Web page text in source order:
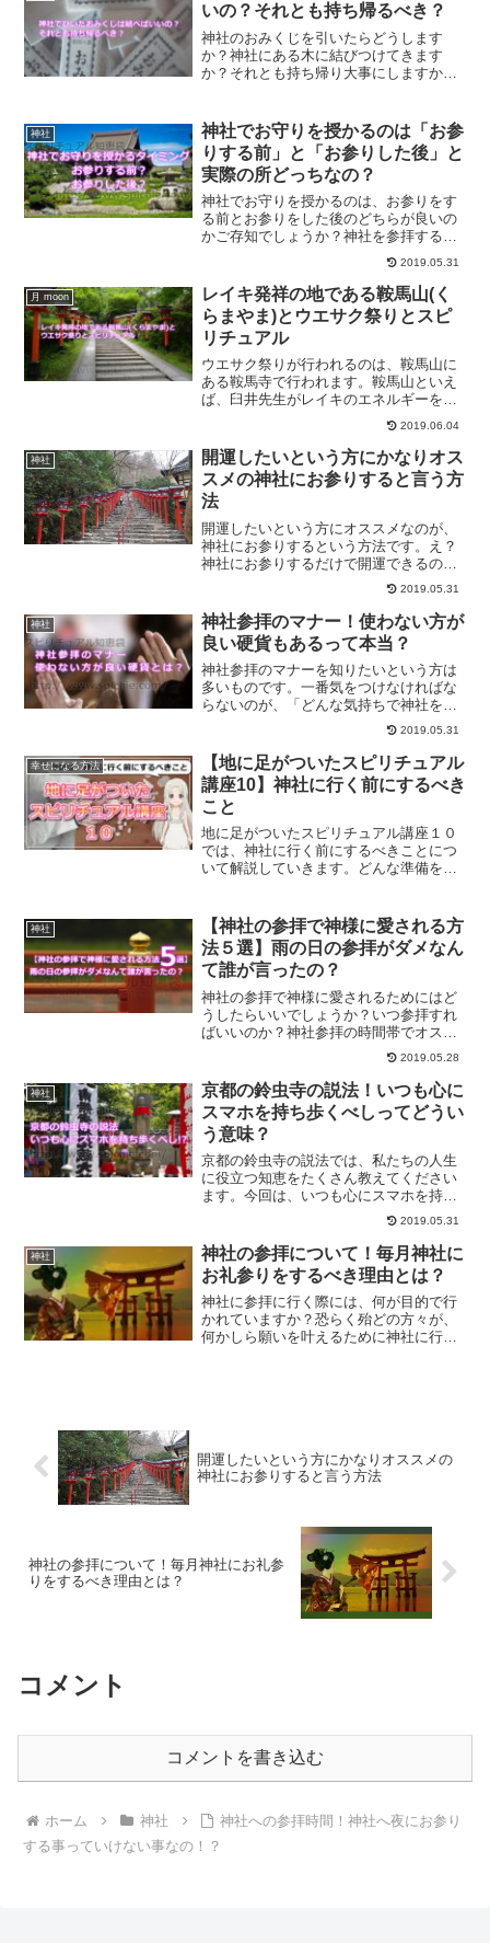
いの？それとも持ち帰るべき？
神社のおみくじを引いたらどうします
か？神社にある木に結びつけてきます
か？それとも持ち帰り大事にしますか？
の効果についてご紹介します。
神社
神社でお守りを授かるのは「お参
りする前」と「お参りした後」と
実際の所どっちなの？
神社でお守りを授かるのは、お参りをす
る前とお参りをした後のどちらが良いの
かご存知でしょうか？神社を参拝する順
番はどうなっているのかについて、また
その理由についてご紹介していきます。
2019.05.31
月 moon
レイキ発祥の地である鞍馬山(く
らまやま)とウエサク祭りとスピ
リチュアル
ウエサク祭りが行われるのは、鞍馬山に
ある鞍馬寺で行われます。鞍馬山といえ
ば、臼井先生がレイキのエネルギーを得
た地でもあります。最大級のパワースポ
ットと呼ばれる鞍馬山のエネルギーにつ
いて、またスピリチュアルとの関係につ
いてご紹介します。
2019.06.04
神社
開運したいという方にかなりオス
スメの神社にお参りすると言う方
法
開運したいという方にオススメなのが、
神社にお参りするという方法です。え？
神社にお参りするだけで開運できるの？
と思われるかもしれませんが、お参りの
仕方をきちんとするだけで、開運してい
く事が可能になります。開運するための
神社にお参りする方法です。
2019.05.31
神社
神社参拝のマナー！使わない方が
良い硬貨もあるって本当？
神社参拝のマナーを知りたいという方は
多いものです。一番気をつけなければな
らないのが、「どんな気持ちで神社を参
拝するか」ということです。また、参拝
時に使わない方が良い硬貨についてご紹
介します。
2019.05.31
幸せになる方法
【地に足がついたスピリチュアル
講座10】神社に行く前にするべき
こと
地に足がついたスピリチュアル講座１０
では、神社に行く前にするべきことにつ
いて解説していきます。どんな準備をし
神社
【神社の参拝で神様に愛される方
法５選】雨の日の参拝がダメなん
て誰が言ったの？
神社の参拝で神様に愛されるためにはど
うしたらいいでしょうか？いつ参拝すれ
ばいいのか？神社参拝の時間帯でオスス
メなのはいつなのか？など多くの方々が
気になってる疑問についてスピリチュア
ルな観点からご紹介します。
2019.05.28
神社
京都の鈴虫寺の説法！いつも心に
スマホを持ち歩くべしってどうい
う意味？
京都の鈴虫寺の説法では、私たちの人生
に役立つ知恵をたくさん教えてください
ます。今回は、いつも心にスマホを持ち
歩くべしという説法をご紹介させていた
だきます。人生を豊かにするためにも、
鈴虫寺の説法をあなたの人生に役立てて
みませんか？
2019.05.31
神社
神社の参拝について！毎月神社に
お礼参りをするべき理由とは？
神社に参拝に行く際には、何が目的で行
かれていますか？恐らく殆どの方々が、
何かしら願いを叶えるために神社に行か
開運したいという方にかなりオススメの
神社にお参りすると言う方法
神社の参拝について！毎月神社にお礼参
りをするべき理由とは？
コメント
コメントを書き込む
ホーム 神社
神社への参拝時間！神社へ夜にお参り
する事っていけない事なの！？